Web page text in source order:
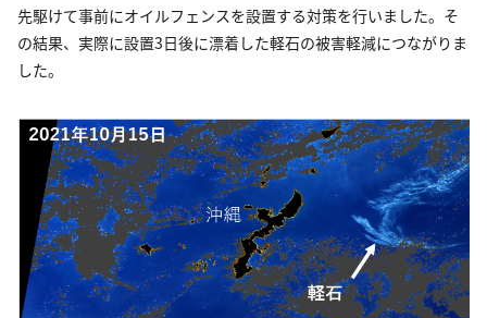
先駆けて事前にオイルフェンスを設置する対策を行いました。そ
の結果、実際に設置3日後に漂着した軽石の被害軽減につながりま
した。